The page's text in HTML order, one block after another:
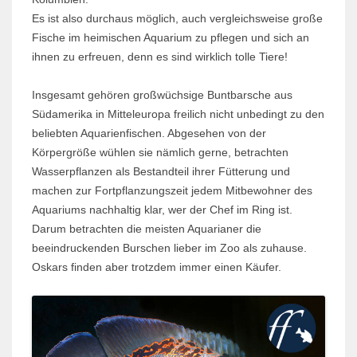
Es ist also durchaus möglich, auch vergleichsweise große
Fische im heimischen Aquarium zu pflegen und sich an
ihnen zu erfreuen, denn es sind wirklich tolle Tiere!
Insgesamt gehören großwüchsige Buntbarsche aus
Südamerika in Mitteleuropa freilich nicht unbedingt zu den
beliebten Aquarien­fischen. Abgesehen von der
Körpergröße wühlen sie nämlich gerne, betrachten
Wasserpflanzen als Bestandteil ihrer Fütterung und
machen zur Fortpflanzungszeit jedem Mitbewohner des
Aquariums nachhaltig klar, wer der Chef im Ring ist.
Darum betrachten die meisten Aquarianer die
beeindruckenden Burschen lieber im Zoo als zuhause.
Oskars finden aber trotzdem immer einen Käufer.